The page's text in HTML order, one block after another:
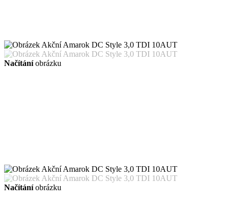
Načítáníobrázku
Načítáníobrázku